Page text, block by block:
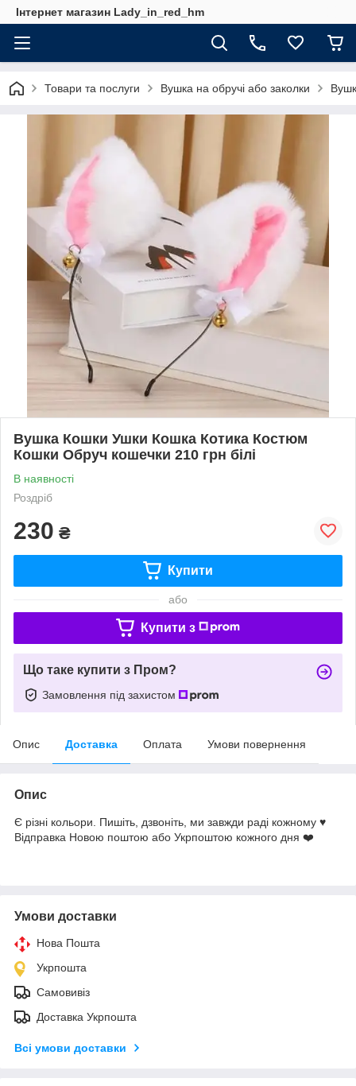
Інтернет магазин Lady_in_red_hm
Товари та послуги Вушка на обручі або заколки
Вушка Кошки Ушки Кошка Котика Костюм
Кошки Обруч кошечки 210 грн білі
В наявності
Роздріб
230 ₴
Купити
або
Купити з
Що таке купити з Пром?
Замовлення під захистом
Опис Доставка Оплата Умови повернення
Опис
Є різні кольори. Пишіть, дзвоніть, ми завжди раді кожному ♥️
Відправка Новою поштою або Укрпоштою кожного дня ❤️
Умови доставки
Нова Пошта
Укрпошта
Самовивіз
Доставка Укрпошта
Всі умови доставки